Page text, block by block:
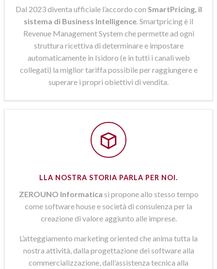
Dal 2023 diventa ufficiale l’accordo con SmartPricing, il
sistema di Business Intelligence . Smartpricing è il
Revenue Management System che permette ad ogni
struttura ricettiva di determinare e impostare
automaticamente in Isidoro (e in tutti i canali web
collegati) la miglior tariffa possibile per raggiungere e
superare i propri obiettivi di vendita.
LLA NOSTRA STORIA PARLA PER NOI.
ZEROUNO Informatica si propone allo stesso tempo
come software house e società di consulenza per la
creazione di valore aggiunto alle imprese.
L’atteggiamento marketing oriented che anima tutta la
nostra attività, dalla progettazione dei software alla
commercializzazione, dall’assistenza tecnica alla